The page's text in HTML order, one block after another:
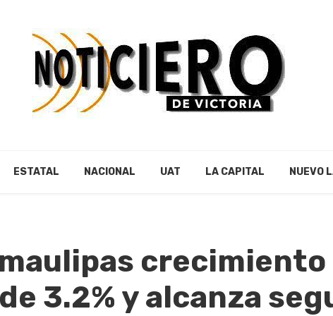
ESTATAL NACIONAL UAT LA CAPITAL NUEVO
crecimiento
3.2% y alcanza